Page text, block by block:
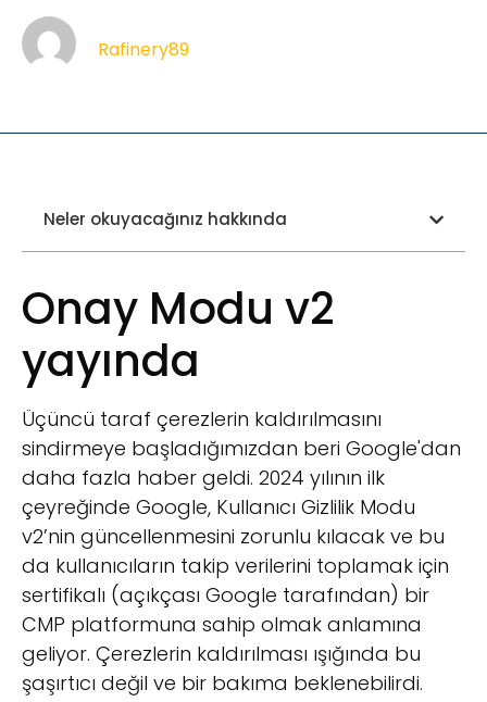
Rafinery89
Neler okuyacağınız hakkında
Onay Modu v2
yayında
Üçüncü taraf çerezlerin kaldırılmasını
sindirmeye başladığımızdan beri Google'dan
daha fazla haber geldi. 2024 yılının ilk
çeyreğinde Google, Kullanıcı Gizlilik Modu
v2’nin güncellenmesini zorunlu kılacak ve bu
da kullanıcıların takip verilerini toplamak için
sertifikalı (açıkçası Google tarafından) bir
CMP platformuna sahip olmak anlamına
geliyor. Çerezlerin kaldırılması ışığında bu
şaşırtıcı değil ve bir bakıma beklenebilirdi.